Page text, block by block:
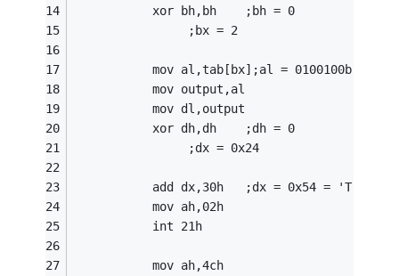
           xor bh,bh	;bh = 0
           		;bx = 2
mov al,tab[bx];al = 0100100b =
           mov output,al
           mov dl,output
           xor dh,dh	;dh = 0
           		;dx = 0x24
           add dx,30h	;dx = 0x54 = 'T'
           mov ah,02h
           int 21h
           mov ah,4ch